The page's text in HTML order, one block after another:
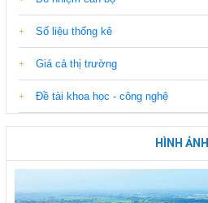
Số liệu thống kê
Giá cả thị trường
Đề tài khoa học - công nghệ
HÌNH ẢNH